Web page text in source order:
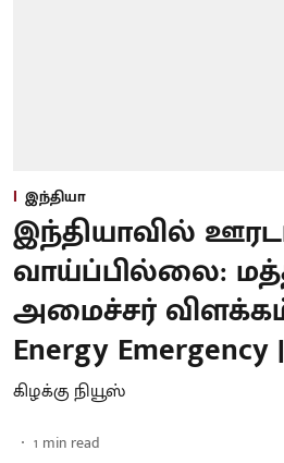
இந்தியா
இந்தியாவில்
வாய்ப்பில்லை:
அமைச்சர் விளக்கம்
Energy Emergency |
கிழக்கு நியூஸ்
1 min read